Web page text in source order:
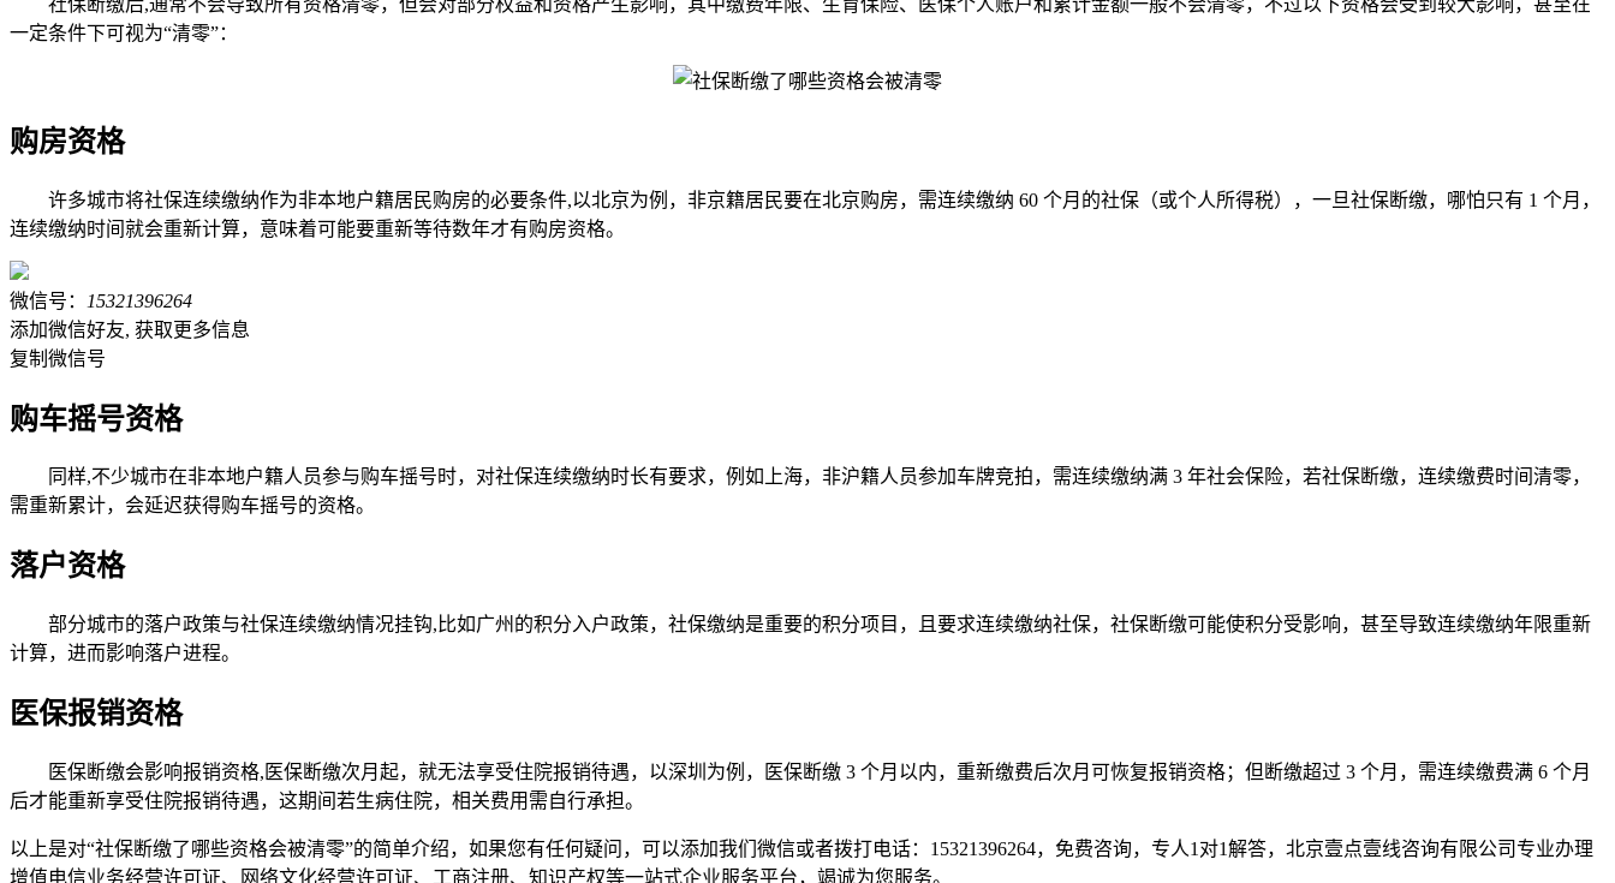
一定条件下可视为“清零”：
购房资格
许多城市将社保连续缴纳作为非本地户籍居民购房的必要条件,以北京为例，非京籍居民要在北京购房，需连续缴纳 60 个月的社保（或个人所得税），一旦社保断缴，哪怕只有 1 个月，
连续缴纳时间就会重新计算，意味着可能要重新等待数年才有购房资格。
微信号：
15321396264
添加微信好友, 获取更多信息
复制微信号
购车摇号资格
同样,不少城市在非本地户籍人员参与购车摇号时，对社保连续缴纳时长有要求，例如上海，非沪籍人员参加车牌竞拍，需连续缴纳满 3 年社会保险，若社保断缴，连续缴费时间清零，
需重新累计，会延迟获得购车摇号的资格。
落户资格
部分城市的落户政策与社保连续缴纳情况挂钩,比如广州的积分入户政策，社保缴纳是重要的积分项目，且要求连续缴纳社保，社保断缴可能使积分受影响，甚至导致连续缴纳年限重新
计算，进而影响落户进程。
医保报销资格
医保断缴会影响报销资格,医保断缴次月起，就无法享受住院报销待遇，以深圳为例，医保断缴 3 个月以内，重新缴费后次月可恢复报销资格；但断缴超过 3 个月，需连续缴费满 6 个月
后才能重新享受住院报销待遇，这期间若生病住院，相关费用需自行承担。
以上是对“社保断缴了哪些资格会被清零”的简单介绍，如果您有任何疑问，可以添加我们微信或者拨打电话：15321396264，免费咨询，专人1对1解答，北京壹点壹线咨询有限公司专业办理
增值电信业务经营许可证、网络文化经营许可证、工商注册、知识产权等一站式企业服务平台，竭诚为您服务。